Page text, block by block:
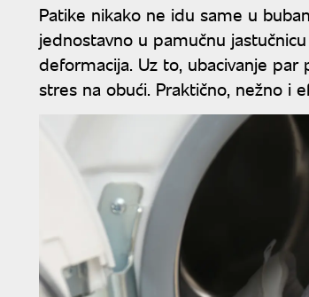
Patike nikako ne idu same u
jednostavno u pamučnu
deformacija. Uz to, ubacivanje
stres na obući. Praktično, nežno i